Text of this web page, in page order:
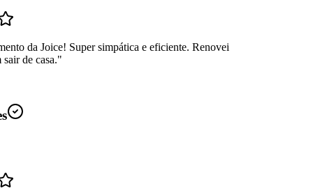
da Joice! Super simpática e eficiente. Renovei
sair de casa."